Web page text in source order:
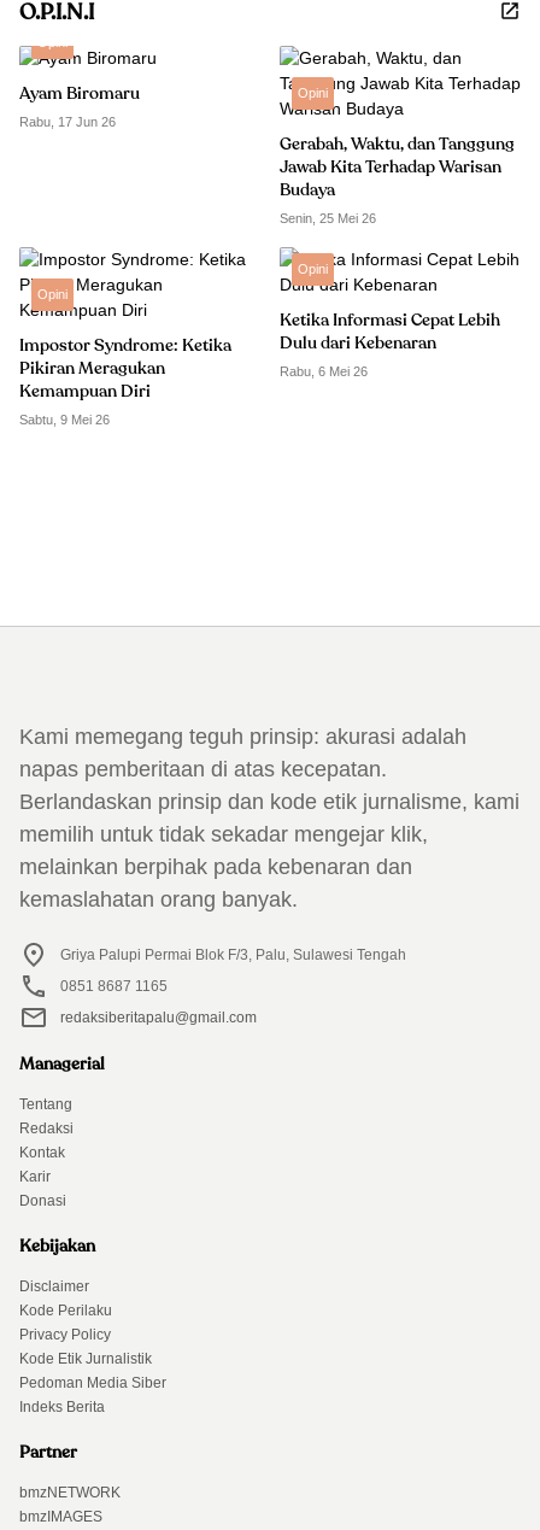
O.P.I.N.I
Ayam Biromaru
Rabu, 17 Jun 26
Opini
Gerabah, Waktu, dan Tanggung
Jawab Kita Terhadap Warisan
Budaya
Senin, 25 Mei 26
Opini
Impostor Syndrome: Ketika
Pikiran Meragukan
Kemampuan Diri
Sabtu, 9 Mei 26
Opini
Ketika Informasi Cepat Lebih
Dulu dari Kebenaran
Rabu, 6 Mei 26
Kami memegang teguh prinsip: akurasi adalah
napas pemberitaan di atas kecepatan.
Berlandaskan prinsip dan kode etik jurnalisme, kami
memilih untuk tidak sekadar mengejar klik,
melainkan berpihak pada kebenaran dan
kemaslahatan orang banyak.
Griya Palupi Permai Blok F/3, Palu, Sulawesi Tengah
0851 8687 1165
redaksiberitapalu@gmail.com
Managerial
Tentang
Redaksi
Kontak
Karir
Donasi
Kebijakan
Disclaimer
Kode Perilaku
Privacy Policy
Kode Etik Jurnalistik
Pedoman Media Siber
Indeks Berita
Partner
bmzNETWORK
bmzIMAGES